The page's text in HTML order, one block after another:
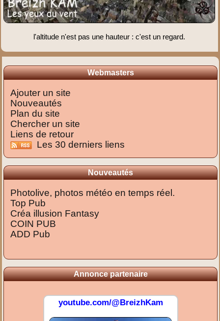
l'altitude n'est pas une hauteur : c'est un regard.
Webmasters
Ajouter un site
Nouveautés
Plan du site
Chercher un site
Liens de retour
Les 30 derniers liens
Nouveautés
Photolive, photos météo en temps réel.
Top Pub
Créa illusion Fantasy
COIN PUB
ADD Pub
Annonce partenaire
youtube.com/@BreizhKam